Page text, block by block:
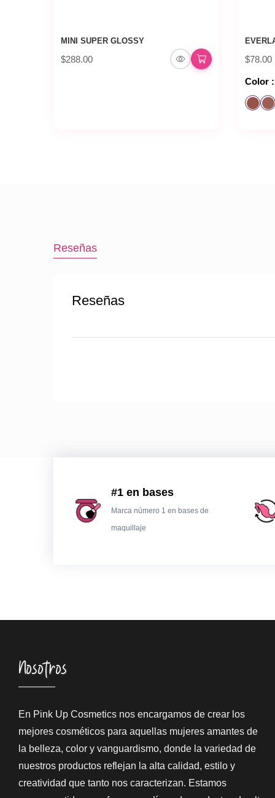
MINI SUPER GLOSSY
$288.00 $78.00
Color :
Reseñas
Reseñas
#1 en bases
Marca número 1 en bases de
maquillaje
Nosotros
En Pink Up Cosmetics nos encargamos de crear los
mejores cosméticos para aquellas mujeres amantes de
la belleza, color y vanguardismo, donde la variedad de
nuestros productos reflejan la alta calidad, estilo y
creatividad que tanto nos caracterizan. Estamos